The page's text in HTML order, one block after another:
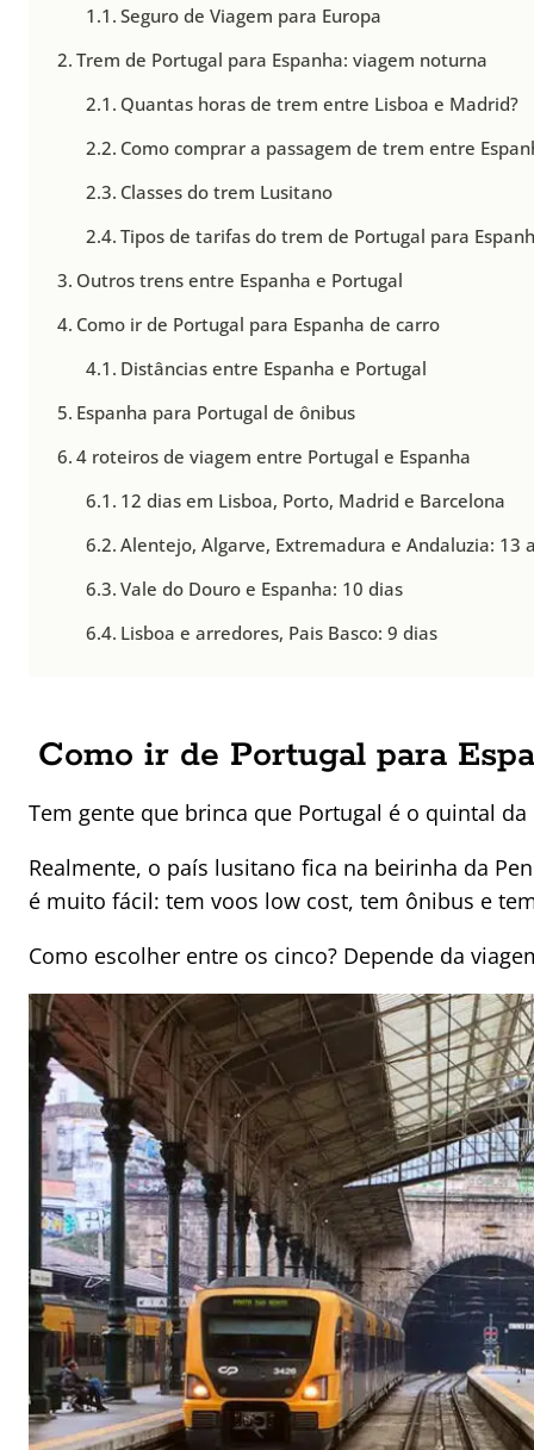
Seguro de Viagem para Europa
Trem de Portugal para Espanha: viagem noturna
Quantas horas de trem entre Lisboa e Madrid?
Como comprar a passagem de trem entre
Classes do trem Lusitano
Tipos de tarifas do trem de Portugal para
Outros trens entre Espanha e Portugal
Como ir de Portugal para Espanha de carro
Distâncias entre Espanha e Portugal
Espanha para Portugal de ônibus
4 roteiros de viagem entre Portugal e Espanha
12 dias em Lisboa, Porto, Madrid e Barcelona
Alentejo, Algarve, Extremadura e Andaluzia: 13
Vale do Douro e Espanha: 10 dias
Lisboa e arredores, Pais Basco: 9 dias
Como ir de Portugal para
Tem gente que brinca que Portugal é o quintal da
Realmente, o país lusitano fica na beirinha da
é muito fácil: tem voos low cost, tem ônibus e
Como escolher entre os cinco? Depende da